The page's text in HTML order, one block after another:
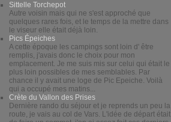
Sittelle Torchepot
Autre voisin mais qui ne s'est approché que
quelques rares fois, et le temps de la mettre dans
le viseur elle était déjà loin.
Pics Épeiches
A cette époque les campings sont loin d' être
remplis, j'avais donc le choix pour mon
emplacement. Je me suis mis sur celui qui était le
plus loin possibles de mes semblables. Par
chance il y avait une loge de Pic Epeiche. Voilà
qui a occupé mes matins...
Crète du Vallon des Prises
Dernière rando du séjour et je reprends un peu la
route, je vais au col de Vars. L'idée de départ était